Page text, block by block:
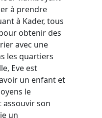
à prendre
à Kader, tous
obtenir des
avec une
les quartiers
Eve est
un enfant et
le
son
un